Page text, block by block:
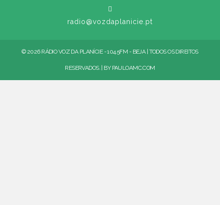
radio@vozdaplanicie.pt
© 2026 RÁDIO VOZ DA PLANÍCIE - 104.5FM - BEJA | TODOS OS DIREITOS
RESERVADOS. | BY PAULOAMC.COM